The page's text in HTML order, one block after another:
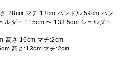
:28cm マチ:13cm ハンドル:59cm ハン
ルダー:115cm 〜 133.5cm ショルダー
高さ:16cm マチ:2cm
高さ:13cm マチ:2cm